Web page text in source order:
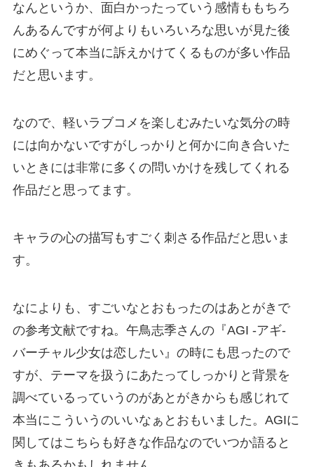
なんというか、面白かったっていう感情ももちろ
んあるんですが何よりもいろいろな思いが見た後
にめぐって本当に訴えかけてくるものが多い作品
だと思います。
なので、軽いラブコメを楽しむみたいな気分の時
には向かないですがしっかりと何かに向き合いた
いときには非常に多くの問いかけを残してくれる
作品だと思ってます。
キャラの心の描写もすごく刺さる作品だと思いま
す。
なによりも、すごいなとおもったのはあとがきで
の参考文献ですね。午鳥志季さんの『AGI -アギ-
バーチャル少女は恋したい』の時にも思ったので
すが、テーマを扱うにあたってしっかりと背景を
調べているっていうのがあとがきからも感じれて
本当にこういうのいいなぁとおもいました。AGIに
関してはこちらも好きな作品なのでいつか語ると